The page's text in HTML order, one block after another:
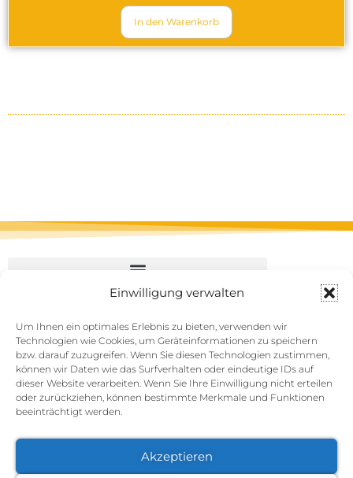
Einwilligung verwalten
Um Ihnen ein optimales Erlebnis zu bieten, verwenden wir
Technologien wie Cookies, um Geräteinformationen zu speichern
bzw. darauf zuzugreifen. Wenn Sie diesen Technologien zustimmen,
können wir Daten wie das Surfverhalten oder eindeutige IDs auf
dieser Website verarbeiten. Wenn Sie Ihre Einwilligung nicht erteilen
oder zurückziehen, können bestimmte Merkmale und Funktionen
beeinträchtigt werden.
Akzeptieren
In den Warenkorb